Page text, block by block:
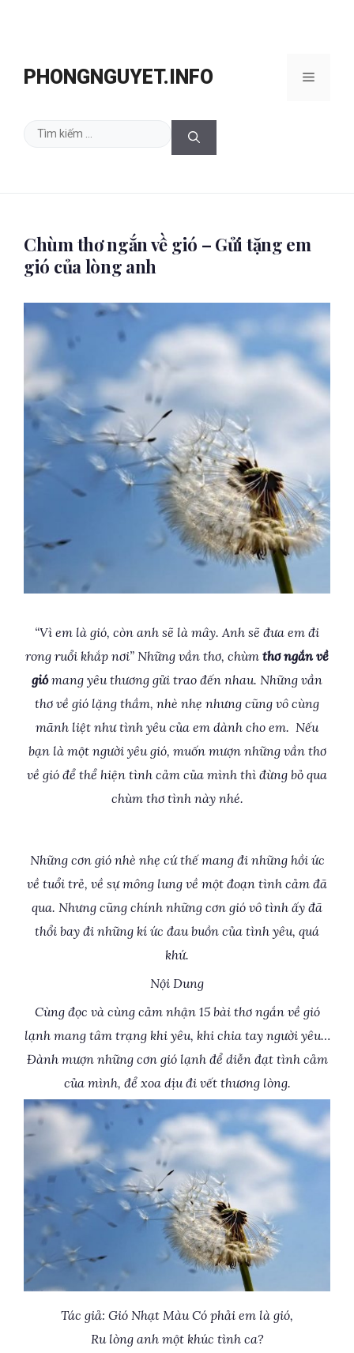
PHONGNGUYET.INFO Menu
Tìm
Chùm thơ ngắn về gió – Gửi tặng em
gió của lòng anh
“Vì em là gió, còn anh sẽ là mây. Anh sẽ đưa em đi
rong ruổi khắp nơi” Những vần thơ, chùm thơ ngắn về
giómang yêu thương gửi trao đến nhau. Những vần
thơ về gió lặng thầm, nhè nhẹ nhưng cũng vô cùng
mãnh liệt như tình yêu của em dành cho em. Nếu
bạn là một người yêu gió, muốn mượn những vần thơ
về gió để thể hiện tình cảm của mình thì đừng bỏ qua
chùm thơ tình này nhé.
Những cơn gió nhè nhẹ cứ thế mang đi những hồi ức
về tuổi trẻ, về sự mông lung về một đoạn tình cảm đã
qua. Nhưng cũng chính những cơn gió vô tình ấy đã
thổi bay đi những kí ức đau buồn của tình yêu, quá
khứ.
Nội Dung
Cùng đọc và cùng cảm nhận 15 bài thơ ngắn về gió
lạnh mang tâm trạng khi yêu, khi chia tay người yêu…
Đành mượn những cơn gió lạnh để diễn đạt tình cảm
của mình, để xoa dịu đi vết thương lòng.
Tác giả: Gió Nhạt Màu Có phải em là gió,
Ru lòng anh một khúc tình ca?